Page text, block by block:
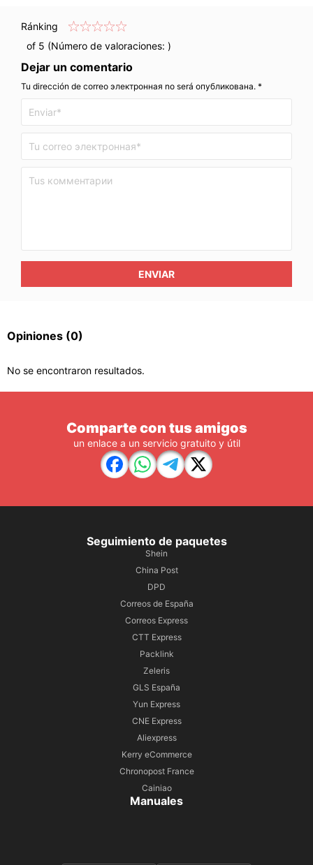
Ránking
of 5 (Número de valoraciones: )
Dejar un comentario
Tu dirección de correo электронная no será опубликована. *
ENVIAR
Opiniones (0)
No se encontraron resultados.
Comparte con tus amigos
un enlace a un servicio gratuito y útil
Seguimiento de paquetes
Shein
China Post
DPD
Correos de España
Correos Express
CTT Express
Packlink
Zeleris
GLS España
Yun Express
CNE Express
Aliexpress
Kerry eCommerce
Chronopost France
Cainiao
Manuales